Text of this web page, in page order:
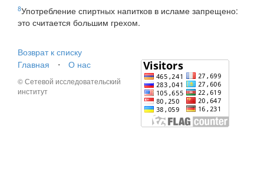
8Употребление спиртных напитков в исламе запрещено:
это считается большим грехом.
Возврат к списку
Главная
⋅ О нас
© Сетевой исследовательский
институт